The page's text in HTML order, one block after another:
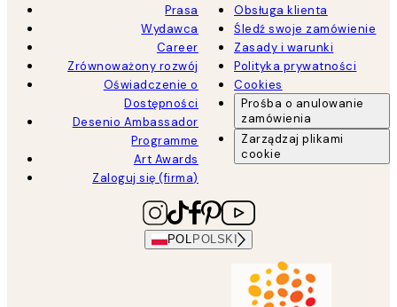
Prasa
Wydawca
Career
Zrównoważony rozwój
Oświadczenie o
Dostępności
Desenio Ambassador
Programme
Art Awards
Zaloguj się (firma)
Obsługa klienta
Śledź swoje zamówienie
Zasady i warunki
Polityka prywatności
Cookies
Prośba o anulowanie
zamówienia
Zarządzaj plikami
cookie
POL POLSKI